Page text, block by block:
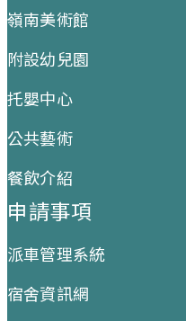
嶺南美術館
附設幼兒園
托嬰中心
公共藝術
餐飲介紹
申請事項
派車管理系統
宿舍資訊網